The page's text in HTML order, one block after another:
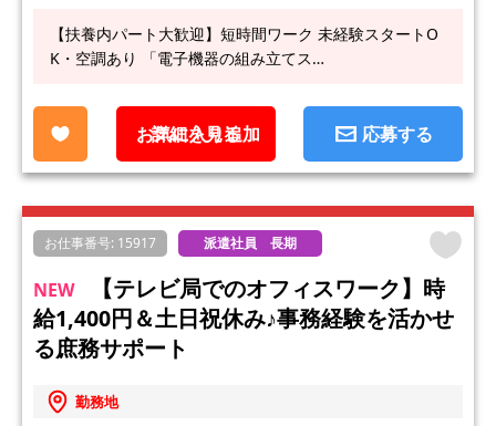
【扶養内パート大歓迎】短時間ワーク 未経験スタートO
K・空調あり 「電子機器の組み立てス…
お気に入り追加
詳細を見る 応募する
お仕事番号: 15917 派遣社員 長期
NEW
【テレビ局でのオフィスワーク】時
給1,400円＆土日祝休み♪事務経験を活かせ
る庶務サポート
勤務地